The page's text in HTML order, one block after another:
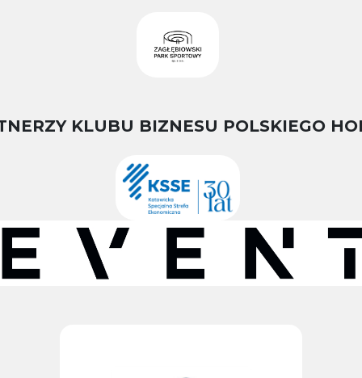
KLUBU BIZNESU POLSKIEGO